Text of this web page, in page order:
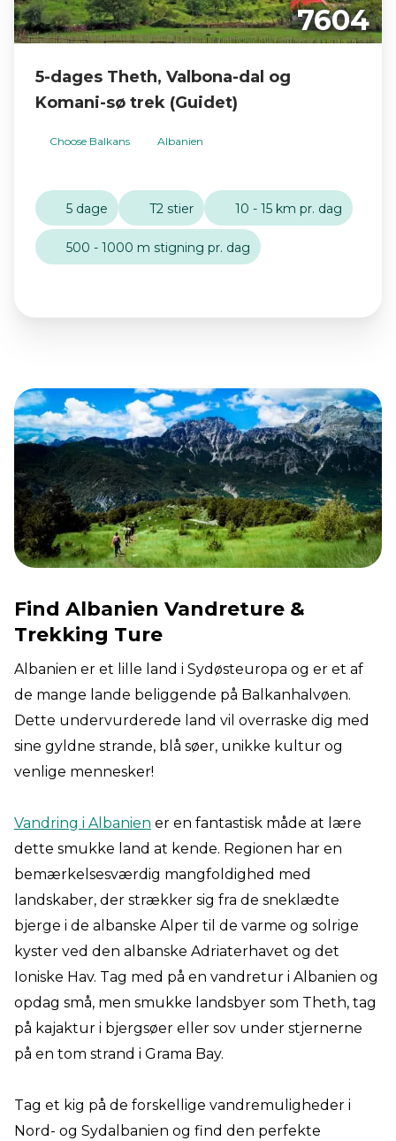
7604
5-dages Theth, Valbona-dal og
Komani-sø trek (Guidet)
Choose Balkans Albanien
5 dage T2 stier 10 - 15 km pr. dag
500 - 1000 m stigning pr. dag
Find Albanien Vandreture &
Trekking Ture
Albanien er et lille land i Sydøsteuropa og er et af
de mange lande beliggende på Balkanhalvøen.
Dette undervurderede land vil overraske dig med
sine gyldne strande, blå søer, unikke kultur og
venlige mennesker!
Vandring i Albanien er en fantastisk måde at lære
dette smukke land at kende. Regionen har en
bemærkelsesværdig mangfoldighed med
landskaber, der strækker sig fra de sneklædte
bjerge i de albanske Alper til de varme og solrige
kyster ved den albanske Adriaterhavet og det
Ioniske Hav. Tag med på en vandretur i Albanien og
opdag små, men smukke landsbyer som Theth, tag
på kajaktur i bjergsøer eller sov under stjernerne
på en tom strand i Grama Bay.
Tag et kig på de forskellige vandremuligheder i
Nord- og Sydalbanien og find den perfekte